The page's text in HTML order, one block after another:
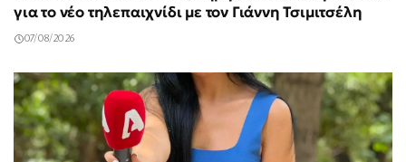
για το νέο τηλεπαιχνίδι με τον Γιάννη Τσιμιτσέλη
07/08/2026